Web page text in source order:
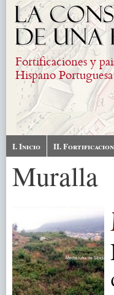
Pasar al contenido principal
Fortificaciones y
Hispano
I. Inicio II.
Muralla